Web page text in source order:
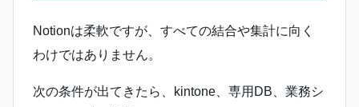
Notionは柔軟ですが、すべての結合や集計に向く
わけではありません。
次の条件が出てきたら、kintone、専用DB、業務シ